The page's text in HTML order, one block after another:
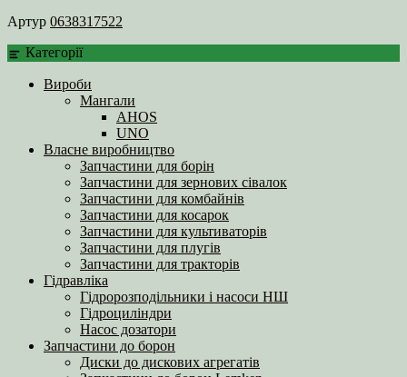
Артур 0638317522
Категорії
Вироби
Мангали
AHOS
UNO
Власне виробництво
Запчастини для борін
Запчастини для зернових сівалок
Запчастини для комбайнів
Запчастини для косарок
Запчастини для культиваторів
Запчастини для плугів
Запчастини для тракторів
Гідравліка
Гідророзподільники і насоси НШ
Гідроциліндри
Насос дозатори
Запчастини до борон
Диски до дискових агрегатів